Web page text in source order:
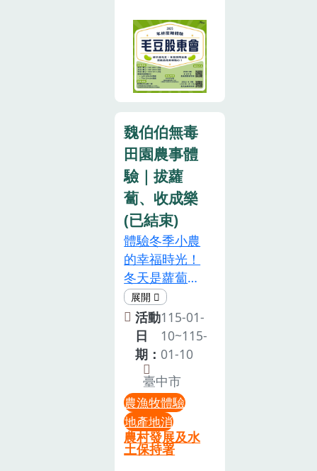
鎮北平里9鄰
96號」準時報
到。•辦理當
日若因颱風、
所在縣市政府
宣布停止上
班、上課時，
當日所舉辦之
宣導會亦予取
消，本會不另
行通知。九、
聯絡窗口新竹
縣農會推廣部
03-5921018分
機117（劉主
任）、分機
129（許督
導）、分機
125（魏督
導）
DIY從食材開
始認識山林風
味，親手做出
屬於自己的竹
四溢超療癒！
10:30–12:00
｜挖山藥體驗
最受歡迎的亮
點活動！深入
土地實際挖採
山藥，了解農
作方式與自然
生態，保證全
家大小都玩到
不想走～
12:00–13:00
｜享用竹筒便
當 + 交流午餐
時光一起品嚐
剛剛親手製作
的美味便當，
補充能量、留
下滿滿回憶。
項，完成報名
即表示同意事
項，謝謝上次
的盛況歷歷在
是…一邊唱歌
一邊採毛豆 一
邊享受客家點
心 的部分啦
【場次地點】
地點都會在活
動時間臨近
時，寄發地點
的定位連結➊
又生一場(已額
滿)時間｜
12/27（六）
上午場09-12
點 / 下午場
14-17點地點
｜美濃區中山
路二段（九井
加油站後方河
堤路）此場次
魏伯伯無毒
田園農事體
驗｜拔蘿
蔔、收成樂
(已結束)
體驗冬季小農
的幸福時光！
冬天是蘿蔔最
甜美的季節！
快一起走進田
間，親手
「拔」出大地
的驚喜吧！透
過親身體驗，
感受泥土的香
氣與豐收的喜
悅，看看誰能
拔出最大顆的
活動
日
期：
115-01-
10~115-
01-10
臺中市
農漁牧體驗
地產地消
農村發展及水
土保持署